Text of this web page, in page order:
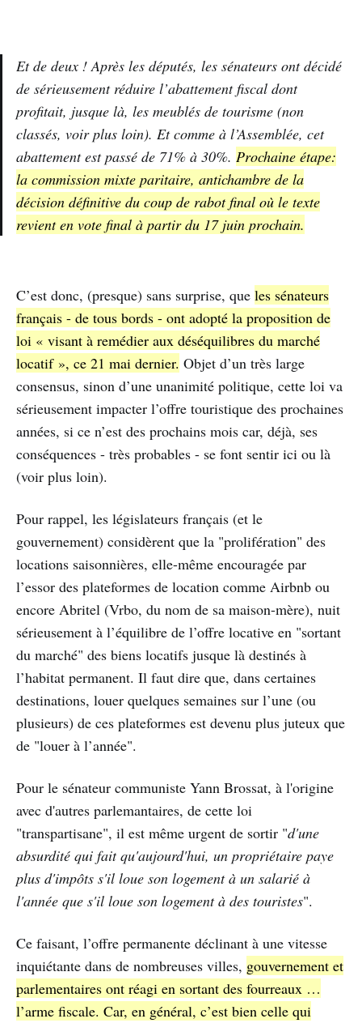
Et de deux ! Après les députés, les sénateurs ont décidé
de sérieusement réduire l’abattement fiscal dont
profitait, jusque là, les meublés de tourisme (non
classés, voir plus loin). Et comme à l’Assemblée, cet
abattement est passé de 71% à 30%. Prochaine étape:
la commission mixte paritaire, antichambre de la
décision définitive du coup de rabot final où le texte
revient en vote final à partir du 17 juin prochain.
C’est donc, (presque) sans surprise, que les sénateurs
français - de tous bords - ont adopté la proposition de
loi « visant à remédier aux déséquilibres du marché
locatif », ce 21 mai dernier. Objet d’un très large
consensus, sinon d’une unanimité politique, cette loi va
sérieusement impacter l’offre touristique des prochaines
années, si ce n’est des prochains mois car, déjà, ses
conséquences - très probables - se font sentir ici ou là
(voir plus loin).
Pour rappel, les législateurs français (et le
gouvernement) considèrent que la "prolifération" des
locations saisonnières, elle-même encouragée par
l’essor des plateformes de location comme Airbnb ou
encore Abritel (Vrbo, du nom de sa maison-mère), nuit
sérieusement à l’équilibre de l’offre locative en "sortant
du marché" des biens locatifs jusque là destinés à
l’habitat permanent. Il faut dire que, dans certaines
destinations, louer quelques semaines sur l’une (ou
plusieurs) de ces plateformes est devenu plus juteux que
de "louer à l’année".
Pour le sénateur communiste Yann Brossat, à l'origine
avec d'autres parlemantaires, de cette loi
"transpartisane", il est même urgent de sortir "d'une
absurdité qui fait qu'aujourd'hui, un propriétaire paye
plus d'impôts s'il loue son logement à un salarié à
l'année que s'il loue son logement à des touristes".
Ce faisant, l’offre permanente déclinant à une vitesse
inquiétante dans de nombreuses villes, gouvernement et
parlementaires ont réagi en sortant des fourreaux …
l’arme fiscale. Car, en général, c’est bien celle qui